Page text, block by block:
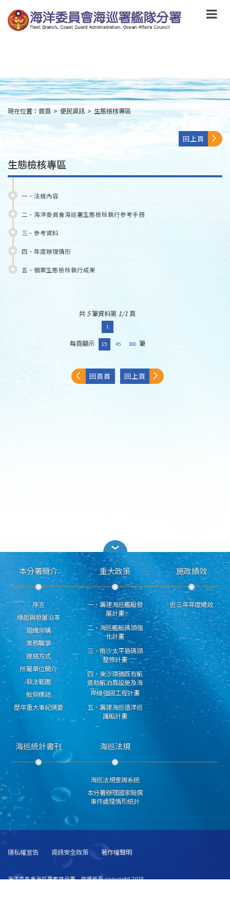
到
主
要
content
:::
現在位置：首頁 > 便民資訊 > 生態檢核專區
回上頁
生態檢核專區
一、法規內容
二、海洋委員會海巡署生態檢核執行參考手冊
三、參考資料
四、年度辦理情形
五、個案生態檢核執行成果
共 5筆資料第 1/1 頁
1
每頁顯示 15 45 300 筆
回頁首 回上頁
本分署簡介
序言
緣起與發展沿革
組織架構
業務職掌
連絡方式
所屬單位簡介
執法範圍
舷側標誌
歷年重大事紀摘要
重大政策
一、籌建海巡艦艇發
展計畫
二、海巡艦艇碼頭強
化計畫
三、南沙太平島碼頭
整修計畫
四、東沙環礁既有航
道助航泊靠設施及海
岸線強固工程計畫
五、籌建海巡遠洋巡
護船計畫
施政績效
近三年年度績效
海巡統計書刊 海巡法規
海巡法規查詢系統
本分署辦理國家賠償
事件處理情形統計
隱私權宣告 資訊安全政策 著作權聲明
海洋委員會海巡署艦隊分署 版權所有 copyright 2018